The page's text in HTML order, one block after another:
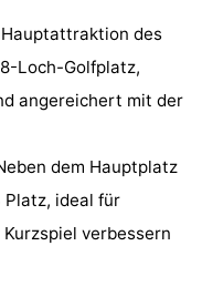
des
Loch-Golfplatz,
angereichert mit der
dem Hauptplatz
Platz, ideal für
verbessern